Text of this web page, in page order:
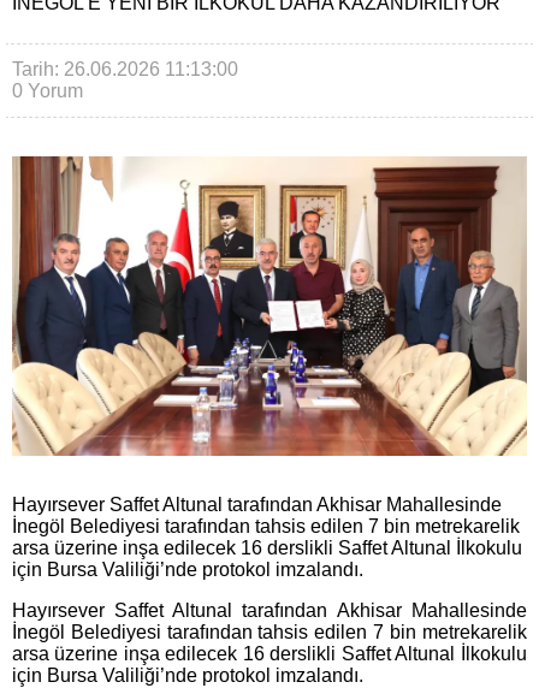
Tarih: 26.06.2026 11:13:00
0 Yorum
Hayırsever Saffet Altunal tarafından Akhisar Mahallesinde
İnegöl Belediyesi tarafından tahsis edilen 7 bin metrekarelik
arsa üzerine inşa edilecek 16 derslikli Saffet Altunal İlkokulu
için Bursa Valiliği’nde protokol imzalandı.
Hayırsever Saffet Altunal tarafından Akhisar Mahallesinde
İnegöl Belediyesi tarafından tahsis edilen 7 bin metrekarelik
arsa üzerine inşa edilecek 16 derslikli Saffet Altunal İlkokulu
için Bursa Valiliği’nde protokol imzalandı.